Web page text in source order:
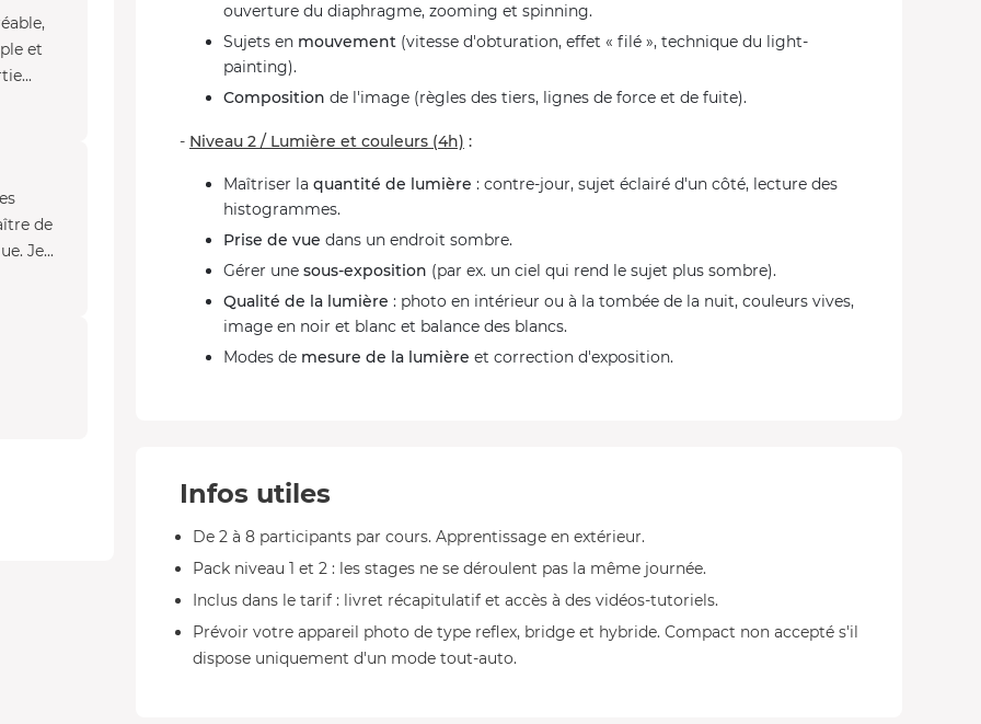
ouverture du diaphragme, zooming et spinning.
Sujets en mouvement (vitesse d'obturation, effet « filé », technique du light-
painting).
Composition de l'image (règles des tiers, lignes de force et de fuite).
- Niveau 2 / Lumière et couleurs (4h) :
Maîtriser la quantité de lumière : contre-jour, sujet éclairé d'un côté, lecture des
histogrammes.
Prise de vue dans un endroit sombre.
Gérer une sous-exposition (par ex. un ciel qui rend le sujet plus sombre).
Qualité de la lumière : photo en intérieur ou à la tombée de la nuit, couleurs vives,
image en noir et blanc et balance des blancs.
Modes de mesure de la lumière et correction d'exposition.
Infos utiles
De 2 à 8 participants par cours. Apprentissage en extérieur.
Pack niveau 1 et 2 : les stages ne se déroulent pas la même journée.
Inclus dans le tarif : livret récapitulatif et accès à des vidéos-tutoriels.
Prévoir votre appareil photo de type reflex, bridge et hybride. Compact non accepté s'il
dispose uniquement d'un mode tout-auto.
et
de
Je...